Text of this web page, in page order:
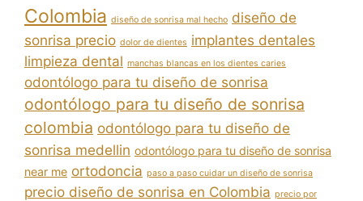
Colombia diseño de sonrisa mal hecho diseño de
sonrisa precio dolor de dientes implantes dentales
limpieza dental manchas blancas en los dientes caries
odontólogo para tu diseño de sonrisa
odontólogo para tu diseño de sonrisa
colombia odontólogo para tu diseño de
sonrisa medellin odontólogo para tu diseño de sonrisa
near me ortodoncia paso a paso cuidar un diseño de sonrisa
precio diseño de sonrisa en Colombia precio por